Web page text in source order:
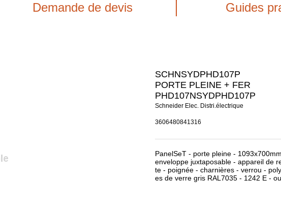
Demande de devis Guides
SCHNSYDPHD107P
PORTE PLEINE + FER
PHD107NSYDPHD107P
Schneider Elec. Distri.électrique
3606480841316
PanelSeT - porte pleine -
enveloppe juxtaposable - appareil de
te - poignée - charnières - verrou -
es de verre gris RAL7035 - 1242 E -